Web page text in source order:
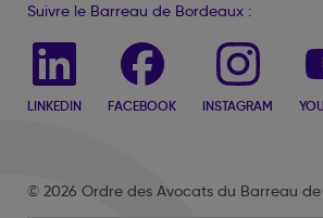
Suivre le Barreau de Bordeaux :
LINKEDIN FACEBOOK INSTAGRAM
© 2026 Ordre des Avocats du Barreau